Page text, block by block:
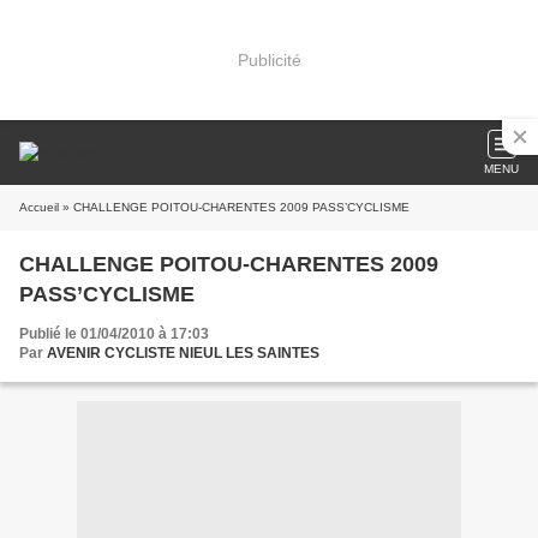
Publicité
MENU
Accueil » CHALLENGE POITOU-CHARENTES 2009 PASS’CYCLISME
CHALLENGE POITOU-CHARENTES 2009
PASS’CYCLISME
Publié le 01/04/2010 à 17:03
Par AVENIR CYCLISTE NIEUL LES SAINTES